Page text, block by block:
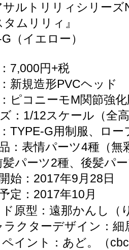
サルトリリィシリーズ
タムリリィ』
（イエロー）
7,000円+税
新規造形PVCヘッド
ピコニーモM関節強
：1/12スケール（全
TYPE-G用制服、ロ
：表情パーツ4種（
髪パーツ2種、後髪パ
始：2017年9月28日
定：2017年10月
原型：遠那かんし（
クターデザイン：細
イント：あど。（